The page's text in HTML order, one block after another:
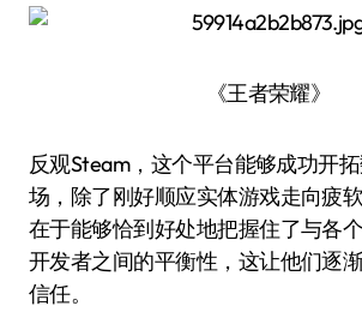
《王者荣耀》
反观Steam，这个平台能够成功开
场，除了刚好顺应实体游戏走向疲
在于能够恰到好处地把握住了与各
开发者之间的平衡性，这让他们逐
信任。